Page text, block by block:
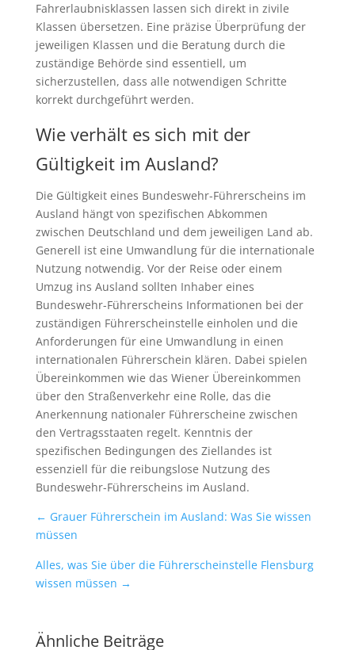
Fahrerlaubnisklassen lassen sich direkt in zivile
Klassen übersetzen. Eine präzise Überprüfung der
jeweiligen Klassen und die Beratung durch die
zuständige Behörde sind essentiell, um
sicherzustellen, dass alle notwendigen Schritte
korrekt durchgeführt werden.
Wie verhält es sich mit der
Gültigkeit im Ausland?
Die Gültigkeit eines Bundeswehr-Führerscheins im
Ausland hängt von spezifischen Abkommen
zwischen Deutschland und dem jeweiligen Land ab.
Generell ist eine Umwandlung für die internationale
Nutzung notwendig. Vor der Reise oder einem
Umzug ins Ausland sollten Inhaber eines
Bundeswehr-Führerscheins Informationen bei der
zuständigen Führerscheinstelle einholen und die
Anforderungen für eine Umwandlung in einen
internationalen Führerschein klären. Dabei spielen
Übereinkommen wie das Wiener Übereinkommen
über den Straßenverkehr eine Rolle, das die
Anerkennung nationaler Führerscheine zwischen
den Vertragsstaaten regelt. Kenntnis der
spezifischen Bedingungen des Ziellandes ist
essenziell für die reibungslose Nutzung des
Bundeswehr-Führerscheins im Ausland.
← Grauer Führerschein im Ausland: Was Sie wissen
müssen
Alles, was Sie über die Führerscheinstelle Flensburg
wissen müssen →
Ähnliche Beiträge